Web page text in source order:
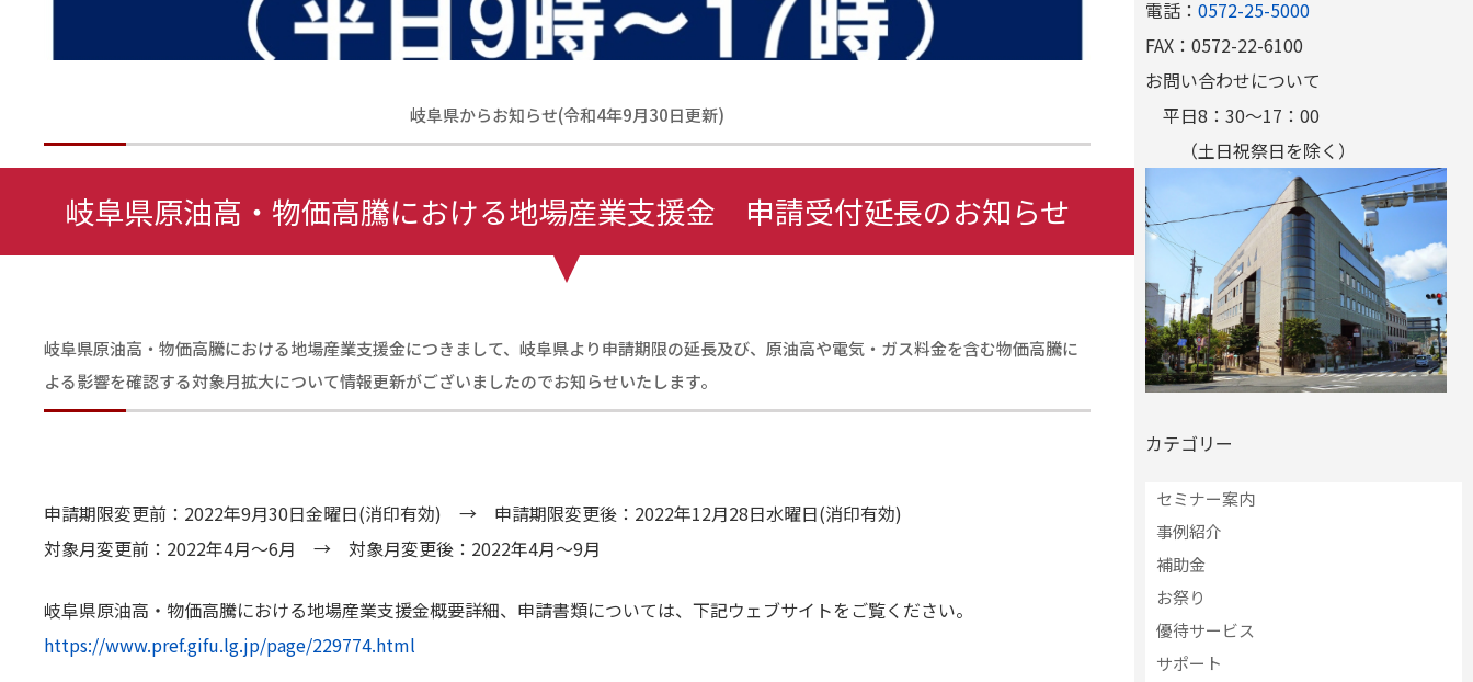
岐阜県からお知らせ(令和4年9月30日更新)
岐阜県原油高・物価高騰における地場産業支援金 申請受付延長のお知らせ
岐阜県原油高・物価高騰における地場産業支援金につきまして、岐阜県より申請期限の延長及び、原油高や電気・ガス料金を含む物価高騰に
よる影響を確認する対象月拡大について情報更新がございましたのでお知らせいたします。
申請期限変更前：2022年9月30日金曜日(消印有効) → 申請期限変更後：2022年12月28日水曜日(消印有効)
対象月変更前：2022年4月～6月 → 対象月変更後：2022年4月～9月
岐阜県原油高・物価高騰における地場産業支援金概要詳細、申請書類については、下記ウェブサイトをご覧ください。
https://www.pref.gifu.lg.jp/page/229774.html
電話： 0572-25-5000
FAX：0572-22-6100
お問い合わせについて
平日8：30～17：00
（土日祝祭日を除く）
カテゴリー
セミナー案内
事例紹介
補助金
お祭り
優待サービス
サポート